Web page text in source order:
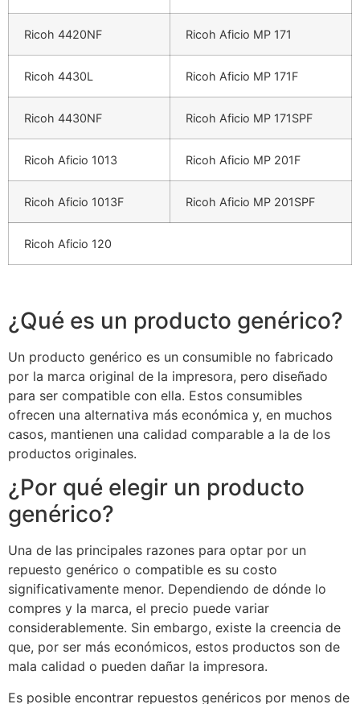
Ricoh 4420NF Ricoh Aficio MP 171
Ricoh 4430L Ricoh Aficio MP 171F
Ricoh 4430NF Ricoh Aficio MP 171SPF
Ricoh Aficio 1013 Ricoh Aficio MP 201F
Ricoh Aficio 1013F Ricoh Aficio MP 201SPF
Ricoh Aficio 120
¿Qué es un producto genérico?
Un producto genérico es un consumible no fabricado
por la marca original de la impresora, pero diseñado
para ser compatible con ella. Estos consumibles
ofrecen una alternativa más económica y, en muchos
casos, mantienen una calidad comparable a la de los
productos originales.
¿Por qué elegir un producto
genérico?
Una de las principales razones para optar por un
repuesto genérico o compatible es su costo
significativamente menor. Dependiendo de dónde lo
compres y la marca, el precio puede variar
considerablemente. Sin embargo, existe la creencia de
que, por ser más económicos, estos productos son de
mala calidad o pueden dañar la impresora.
Es posible encontrar repuestos genéricos por menos de